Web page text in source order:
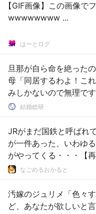
【GIF画像】この画像で
wwwwwwww ...
はーとログ
旦那が自ら命を絶った
母「同居するわよ！こ
みしかないので無理で
結婚総研
JRがまだ国鉄と呼ばれ
が一件あった、いわゆ
がやってくる・・・【再
なごめるおかると
汚嫁のジュリメ「色々
ど、あなたが欲しいと